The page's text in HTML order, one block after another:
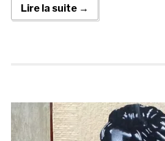
Lire la suite →